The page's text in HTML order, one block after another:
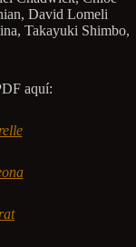
David Lomeli
Takayuki Shimbo,
aquí: